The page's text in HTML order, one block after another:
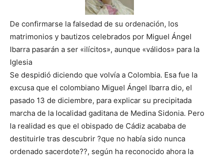
De confirmarse la falsedad de su ordenación, los
matrimonios y bautizos celebrados por Miguel Ángel
Ibarra pasarán a ser «ilícitos», aunque «válidos» para la
Iglesia
Se despidió diciendo que volvía a Colombia. Esa fue la
excusa que el colombiano Miguel Ángel Ibarra dio, el
pasado 13 de diciembre, para explicar su precipitada
marcha de la localidad gaditana de Medina Sidonia. Pero
la realidad es que el obispado de Cádiz acababa de
destituirle tras descubrir ?que no había sido nunca
ordenado sacerdote??, según ha reconocido ahora la